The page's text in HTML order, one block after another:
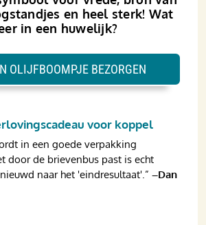
en heel sterk! Wat
in een huwelijk?
voor koppel
in een goede verpakking
door de brievenbus past is echt
naar het 'eind­resultaat'.” –Dan
OLIJFBOOMPJE BEZORGEN